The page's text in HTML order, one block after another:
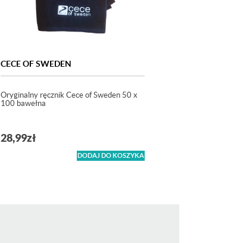
CECE OF SWEDEN
Oryginalny ręcznik Cece of Sweden 50 x
100 bawełna
28,99zł
DODAJ DO KOSZYKA